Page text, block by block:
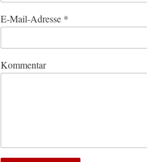
E-Mail-Adresse *
Kommentar